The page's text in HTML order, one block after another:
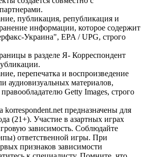
публикация, републикация и
информации, которое содержит
Украина", EPA / UPG, строго
в разделе Я- Корреспондент
перепечатка и воспроизведение
аудиовизуальных материалов,
Getty Images, строго
korrespondent.net предназначены для
(21+). Участие в азартных играх
зависимость. Соблюдайте
ответственной игры. При
признаков зависимости